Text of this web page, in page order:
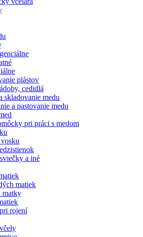
plástov
cedidlá
skladovanie medu
a pastovanie medu
pri práci s medom
a iné
matiek
matky
rojení